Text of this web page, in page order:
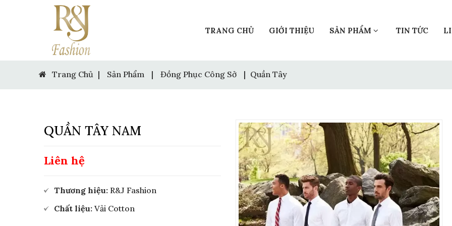
TRANG CHỦ GIỚI THIỆU SẢN PHẨM TIN TỨC
Trang Chủ | Sản Phẩm | Đồng Phục Công Sở | Quần Tây
QUẦN TÂY NAM
Liên hệ
Thương hiệu: R&J Fashion
Chất liệu: Vải Cotton